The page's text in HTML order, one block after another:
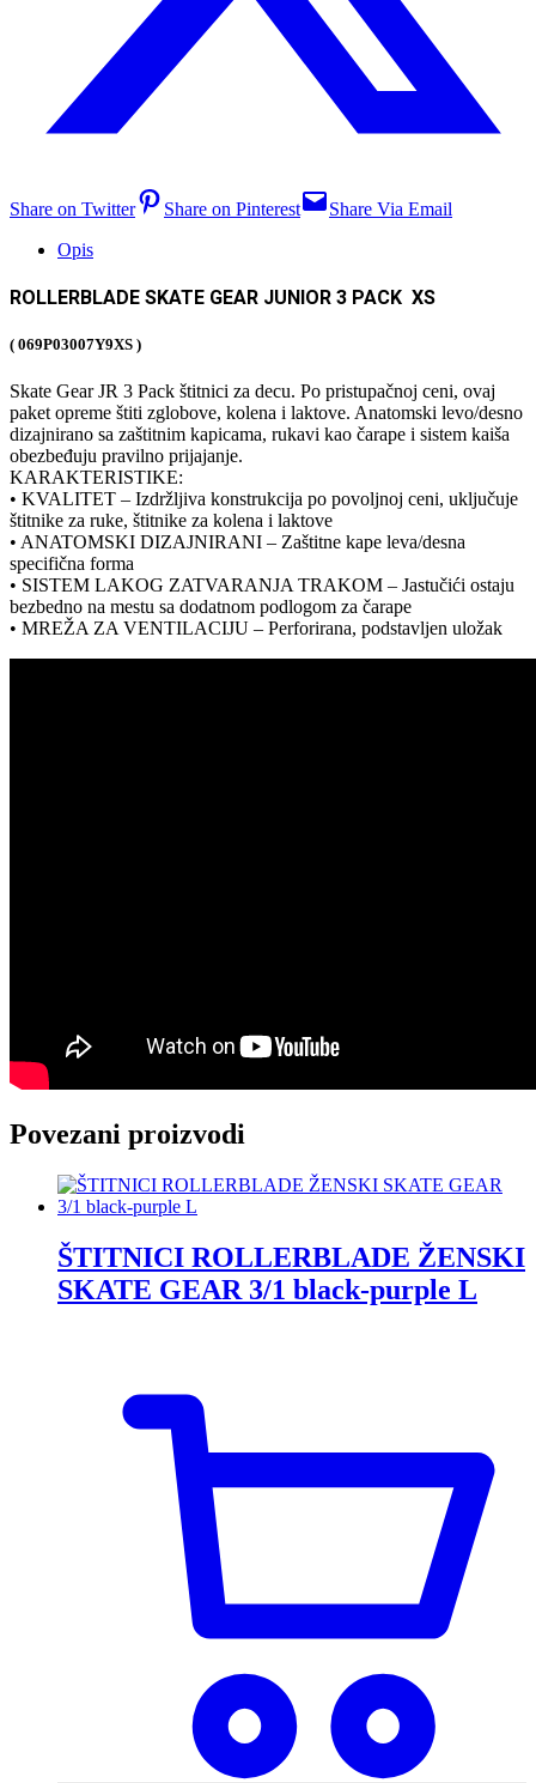
Share on Twitter Share on Pinterest
Share Via Email
Opis
ROLLERBLADE SKATE GEAR JUNIOR 3 PACK XS
( 069P03007Y9XS )
Skate Gear JR 3 Pack štitnici za decu. Po pristupačnoj ceni, ovaj
paket opreme štiti zglobove, kolena i laktove. Anatomski levo/desno
dizajnirano sa zaštitnim kapicama, rukavi kao čarape i sistem kaiša
obezbeđuju pravilno prijajanje.
KARAKTERISTIKE:
• KVALITET – Izdržljiva konstrukcija po povoljnoj ceni, uključuje
štitnike za ruke, štitnike za kolena i laktove
• ANATOMSKI DIZAJNIRANI – Zaštitne kape leva/desna
specifična forma
• SISTEM LAKOG ZATVARANJA TRAKOM – Jastučići ostaju
bezbedno na mestu sa dodatnom podlogom za čarape
• MREŽA ZA VENTILACIJU – Perforirana, podstavljen uložak
Povezani proizvodi
ŠTITNICI ROLLERBLADE ŽENSKI
SKATE GEAR 3/1 black-purple L